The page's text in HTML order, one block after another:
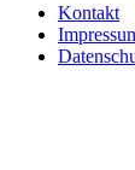
Kontakt